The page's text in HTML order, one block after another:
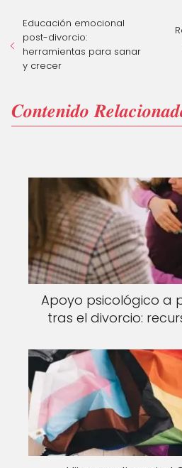
Educación emocional
post-divorcio:
herramientas para sanar
y crecer
𝑪𝒐𝒏𝒕𝒆𝒏𝒊𝒅𝒐
Apoyo psicológico a
tras el divorcio: